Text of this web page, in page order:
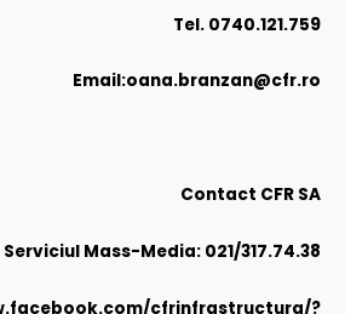
Tel. 0740.121.759
Email:oana.branzan@cfr.ro
Contact CFR SA
Serviciul Mass-Media: 021/317.74.38
cfrinfrastructura/?